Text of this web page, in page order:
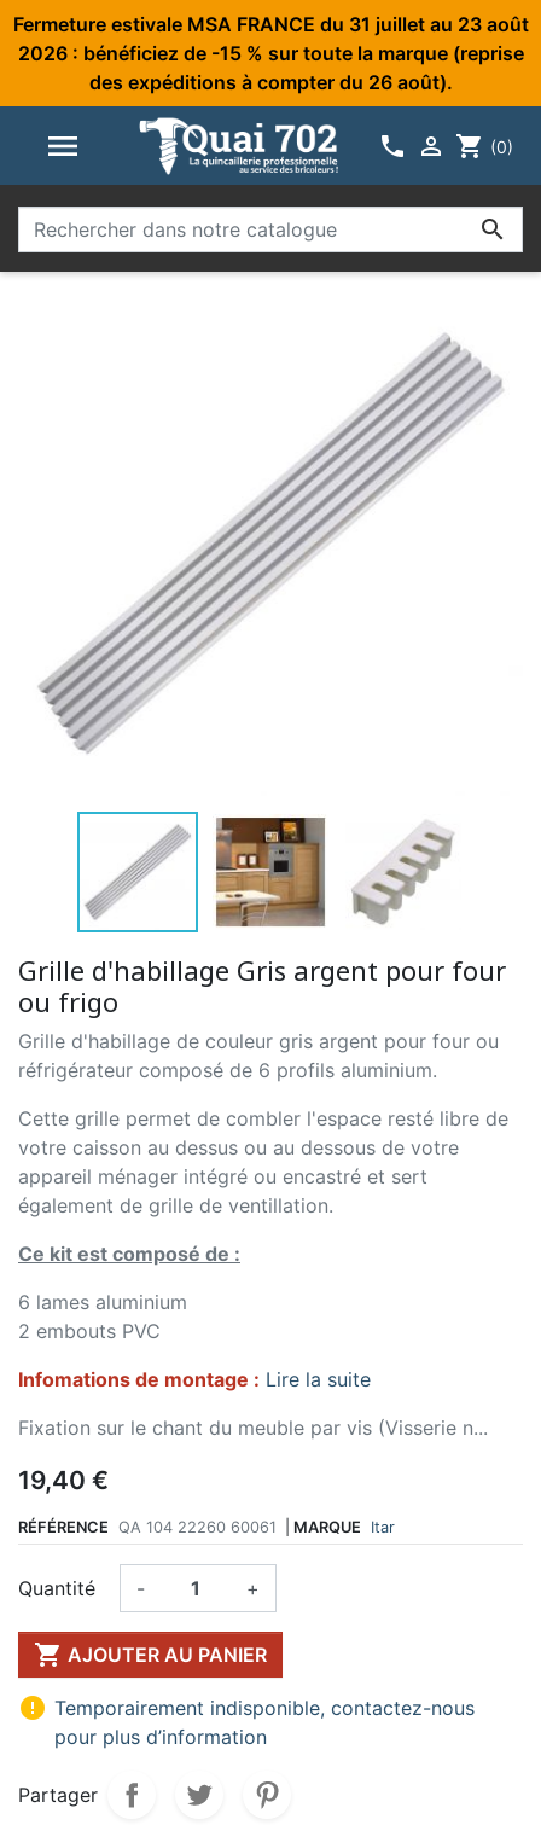
Fermeture estivale MSA FRANCE du 31 juillet au 23 août
2026 : bénéficiez de -15 % sur toute la marque (reprise
des expéditions à compter du 26 août).
   shopping_cart (0)

Grille d'habillage Gris argent pour four
ou frigo
Grille d'habillage de couleur gris argent pour four ou
réfrigérateur composé de 6 profils aluminium.
Cette grille permet de combler l'espace resté libre de
votre caisson au dessus ou au dessous de votre
appareil ménager intégré ou encastré et sert
également de grille de ventillation.
Ce kit est composé de :
6 lames aluminium
2 embouts PVC
Infomations de montage : Lire la suite
Fixation sur le chant du meuble par vis (Visserie n...
19,40 €
RÉFÉRENCE QA 104 22260 60061 MARQUE Itar
Quantité - +
 AJOUTER AU PANIER
 Temporairement indisponible, contactez-nous
pour plus d’information
Partager